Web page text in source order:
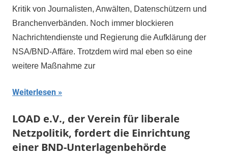
Kritik von Journalisten, Anwälten, Datenschützern und
Branchenverbänden. Noch immer blockieren
Nachrichtendienste und Regierung die Aufklärung der
NSA/BND-Affäre. Trotzdem wird mal eben so eine
weitere Maßnahme zur
Weiterlesen
LOAD e.V., der Verein für liberale
Netzpolitik, fordert die Einrichtung
einer BND-Unterlagenbehörde